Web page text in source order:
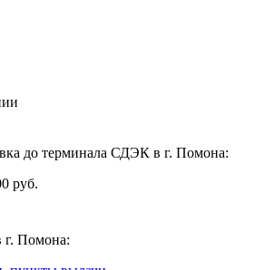
до терминала СДЭК в г. Помона:
руб.
г. Помона: